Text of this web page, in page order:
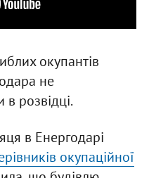
окупантів
не
розвідці.
в Енергодарі
окупаційної